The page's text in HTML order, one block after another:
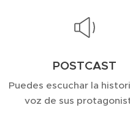
POSTCAST
Puedes escuchar la
voz de sus